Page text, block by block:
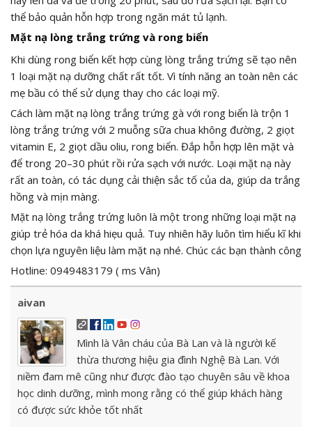
thể bảo quản hỗn hợp trong ngăn mát tủ lạnh.
Mặt nạ lòng trắng trứng và rong biển
Khi dùng rong biển kết hợp cùng lòng trắng trứng sẽ tạo nên
1 loại mặt nạ dưỡng chất rất tốt. Vì tính năng an toàn nên các
mẹ bầu có thể sử dụng thay cho các loại mỹ.
Cách làm mặt nạ lòng trắng trứng gà với rong biển là trộn 1
lòng trắng trứng với 2 muỗng sữa chua không đường, 2 giọt
vitamin E, 2 giọt dầu oliu, rong biển. Đắp hỗn hợp lên mặt và
để trong 20–30 phút rồi rửa sạch với nước. Loại mặt nạ này
rất an toàn, có tác dụng cải thiện sắc tố của da, giúp da trắng
hồng và mịn màng.
Mặt nạ lòng trắng trứng luôn là một trong những loại mặt nạ
giúp trẻ hóa da khá hiẹu quả. Tuy nhiên hãy luôn tìm hiểu kĩ khi
chọn lựa nguyên liệu làm mặt nạ nhé. Chúc các bạn thành công
Hotline: 0949483179 ( ms Vân)
aivan
Mình là Vân cháu của Bà Lan và là người kế
thừa thương hiệu gia đình Nghệ Bà Lan. Với
niềm đam mê cũng như được đào tạo chuyên sâu về khoa
học dinh dưỡng, mình mong rằng có thể giúp khách hàng
có được sức khỏe tốt nhất